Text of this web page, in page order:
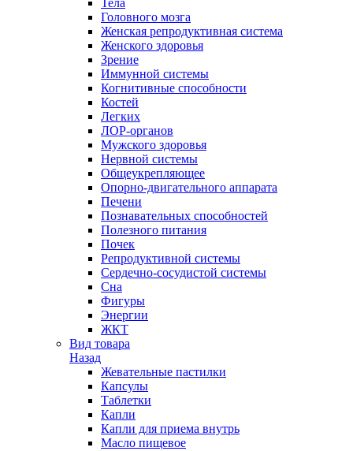
Тела
Головного мозга
Женская репродуктивная система
Женского здоровья
Зрение
Иммунной системы
Когнитивные способности
Костей
Легких
ЛОР-органов
Мужского здоровья
Нервной системы
Общеукрепляющее
Опорно-двигательного аппарата
Печени
Познавательных способностей
Полезного питания
Почек
Репродуктивной системы
Сердечно-сосудистой системы
Сна
Фигуры
Энергии
ЖКТ
Вид товара
Назад
Жевательные пастилки
Капсулы
Таблетки
Капли
Капли для приема внутрь
Масло пищевое